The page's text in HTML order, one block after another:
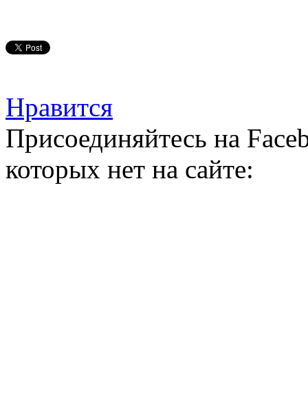
Нравится
Присоединяйтесь на
которых нет на сайте: